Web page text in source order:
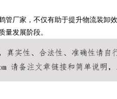
管厂家，不仅有助于提升物流装卸
量发展阶段。